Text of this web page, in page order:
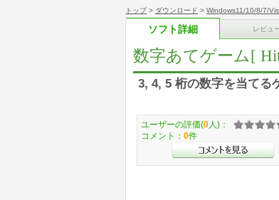
トップ> ダウンロード > Windows11/10/8/7/
ソフト詳細 レビュ
数字あてゲーム[
3, 4, 5 桁の数字を当てる
ユーザーの評価(0 人)：
コメント： 0件